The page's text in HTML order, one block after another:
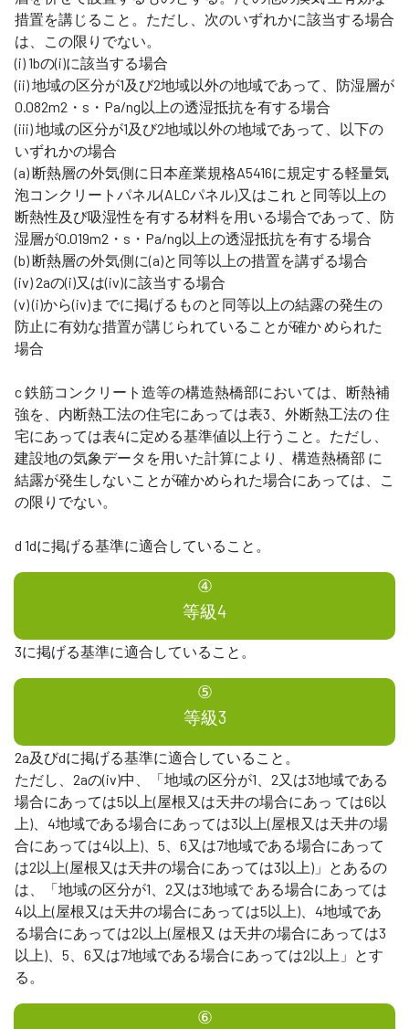
措置を講じること。ただし、次のいずれかに該当する場合
は、この限りでない。
(i) 1bの(i)に該当する場合
(ii) 地域の区分が1及び2地域以外の地域であって、防湿層が
0.082m2・s・Pa/ng以上の透湿抵抗を有する場合
(iii) 地域の区分が1及び2地域以外の地域であって、以下の
いずれかの場合
(a) 断熱層の外気側に日本産業規格A5416に規定する軽量気
泡コンクリートパネル(ALCパネル)又はこれ と同等以上の
断熱性及び吸湿性を有する材料を用いる場合であって、防
湿層が0.019m2・s・Pa/ng以上の透湿抵抗を有する場合
(b) 断熱層の外気側に(a)と同等以上の措置を講ずる場合
(iv) 2aの(i)又は(iv)に該当する場合
(v) (i)から(iv)までに掲げるものと同等以上の結露の発生の
防止に有効な措置が講じられていることが確か められた
場合
c 鉄筋コンクリート造等の構造熱橋部においては、断熱補
強を、内断熱工法の住宅にあっては表3、外断熱工法の 住
宅にあっては表4に定める基準値以上行うこと。ただし、
建設地の気象データを用いた計算により、構造熱橋部 に
結露が発生しないことが確かめられた場合にあっては、こ
の限りでない。
d 1dに掲げる基準に適合していること。
④
等級4
3に掲げる基準に適合していること。
⑤
等級3
2a及びdに掲げる基準に適合していること。
ただし、2aの(iv)中、「地域の区分が1、2又は3地域である
場合にあっては5以上(屋根又は天井の場合にあっ ては6以
上)、4地域である場合にあっては3以上(屋根又は天井の場
合にあっては4以上)、5、6又は7地域である場合にあって
は2以上(屋根又は天井の場合にあっては3以上)」とあるの
は、「地域の区分が1、2又は3地域で ある場合にあっては
4以上(屋根又は天井の場合にあっては5以上)、4地域であ
る場合にあっては2以上(屋根又 は天井の場合にあっては3
以上)、5、6又は7地域である場合にあっては2以上」とす
る。
⑥